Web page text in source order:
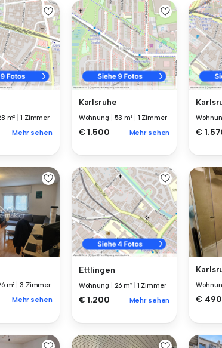
m² |1 Zimmer
Mehr sehen
Karlsruhe
Wohnung 53 m² 1 Zimmer
€ 1.500 Mehr sehen €
m² |3 Zimmer
Mehr sehen
Ettlingen
Wohnung 26 m² 1 Zimmer
€ 1.200 Mehr sehen € 490